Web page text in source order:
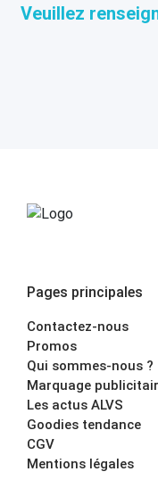
Veuillez
Pages principales
Contactez-nous
Promos
Qui sommes-nous ?
Marquage
Les actus ALVS
Goodies tendance
CGV
Mentions légales